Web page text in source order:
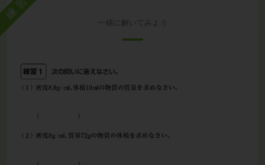
練習
一緒に解いてみよう